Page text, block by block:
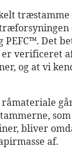
PEFC™. Det
verificeret
og at vi
bliver
af.